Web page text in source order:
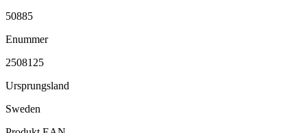
50885
Enummer
2508125
Ursprungsland
Sweden